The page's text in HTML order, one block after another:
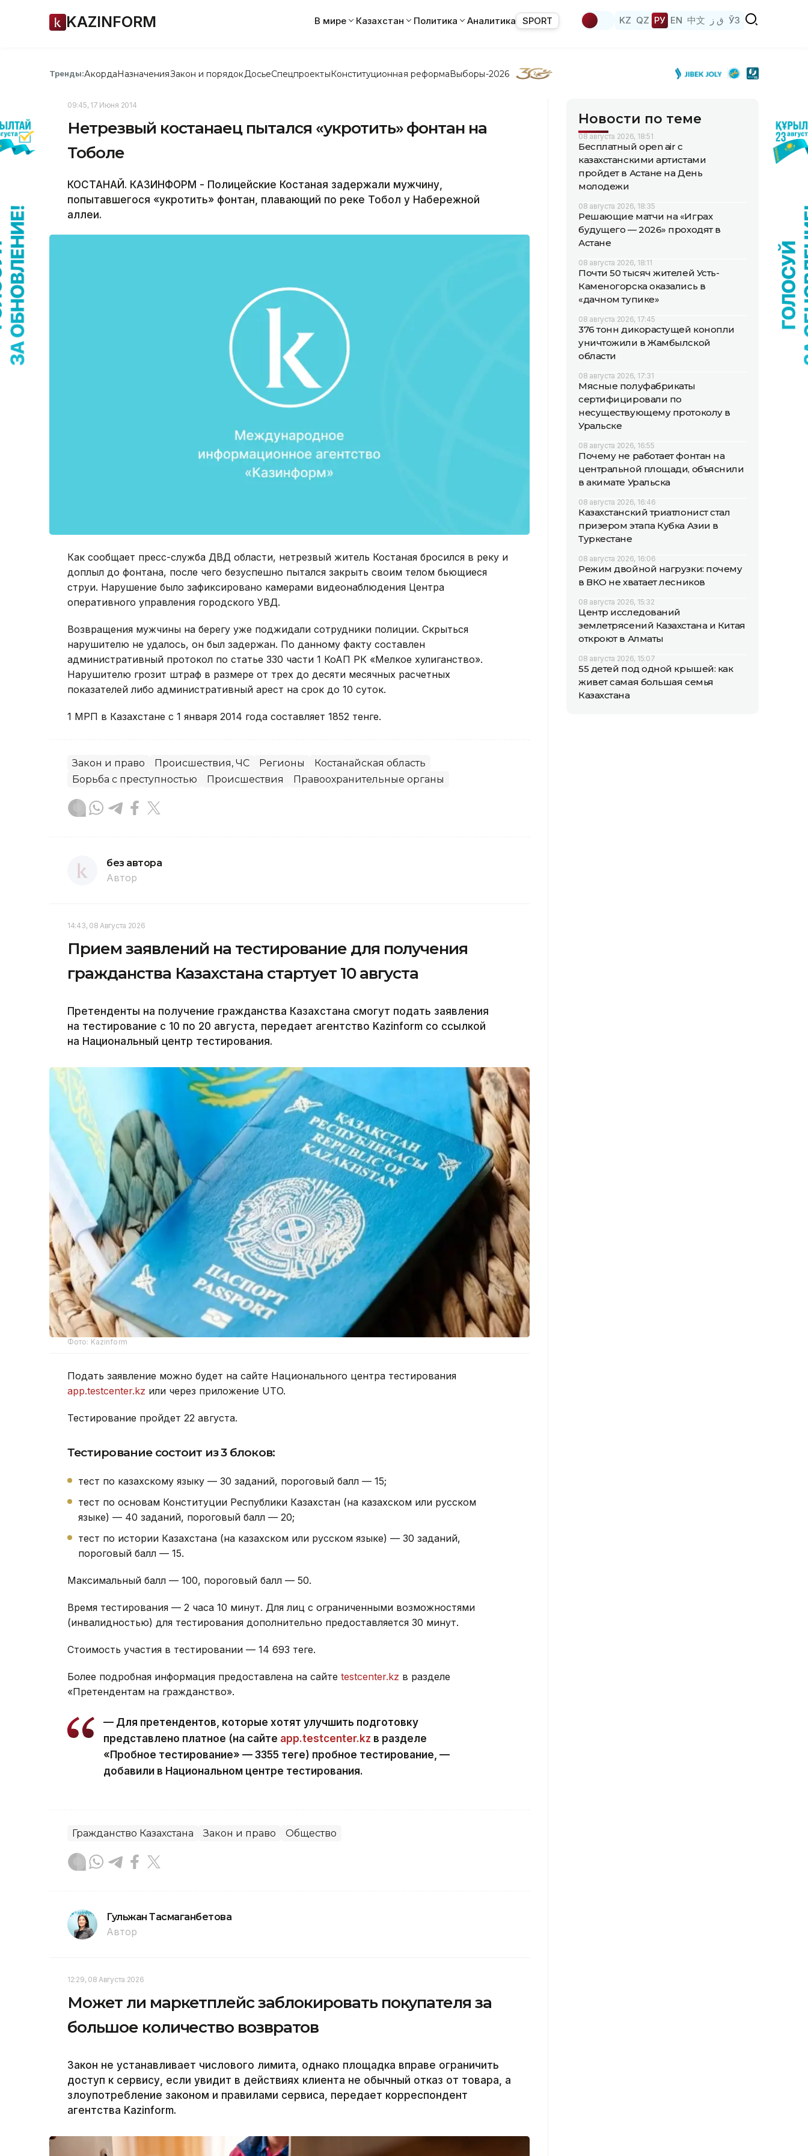
KAZINFORM В мире Казахстан Политика Аналитика SPORT KZ QZ РУ EN 中文 ق ز ЎЗ
Тренды:АкордаНазначенияЗакон и порядок ДосьеСпецпроектыКонституционная реформаВыборы-2026
09:45, 17 Июня 2014
Нетрезвый костанаец пытался «укротить» фонтан на
Тоболе
КОСТАНАЙ. КАЗИНФОРМ - Полицейские Костаная задержали мужчину,
попытавшегося «укротить» фонтан, плавающий по реке Тобол у Набережной
аллеи.
Как сообщает пресс-служба ДВД области, нетрезвый житель Костаная бросился в реку и
доплыл до фонтана, после чего безуспешно пытался закрыть своим телом бьющиеся
струи. Нарушение было зафиксировано камерами видеонаблюдения Центра
оперативного управления городского УВД.
Возвращения мужчины на берегу уже поджидали сотрудники полиции. Скрыться
нарушителю не удалось, он был задержан. По данному факту составлен
административный протокол по статье 330 части 1 КоАП РК «Мелкое хулиганство».
Нарушителю грозит штраф в размере от трех до десяти месячных расчетных
показателей либо административный арест на срок до 10 суток.
1 МРП в Казахстане с 1 января 2014 года составляет 1852 тенге.
Закон и право Происшествия, ЧС Регионы
Костанайская область
Борьба с преступностью
Происшествия Правоохранительные органы
без автора
Автор
14:43, 08 Августа 2026
Прием заявлений на тестирование для получения
гражданства Казахстана стартует 10 августа
Претенденты на получение гражданства Казахстана смогут подать заявления
на тестирование с 10 по 20 августа, передает агентство Kazinform со ссылкой
на Национальный центр тестирования.
Фото: Kazinform
Подать заявление можно будет на сайте Национального центра тестирования
app.testcenter.kz или через приложение UTO.
Тестирование пройдет 22 августа.
Тестирование состоит из 3 блоков:
тест по казахскому языку — 30 заданий, пороговый балл — 15;
тест по основам Конституции Республики Казахстан (на казахском или русском
языке) — 40 заданий, пороговый балл — 20;
тест по истории Казахстана (на казахском или русском языке) — 30 заданий,
пороговый балл — 15.
Максимальный балл — 100, пороговый балл — 50.
Время тестирования — 2 часа 10 минут. Для лиц с ограниченными возможностями
(инвалидностью) для тестирования дополнительно предоставляется 30 минут.
Стоимость участия в тестировании — 14 693 теңге.
Более подробная информация предоставлена на сайте testcenter.kz в разделе
«Претендентам на гражданство».
— Для претендентов, которые хотят улучшить подготовку
представлено платное (на сайте app.testcenter.kz в разделе
«Пробное тестирование» — 3355 теңге) пробное тестирование, —
добавили в Национальном центре тестирования.
Гражданство Казахстана Закон и право Общество
Гульжан Тасмаганбетова
Автор
12:29, 08 Августа 2026
Может ли маркетплейс заблокировать покупателя за
большое количество возвратов
Закон не устанавливает числового лимита, однако площадка вправе ограничить
доступ к сервису, если увидит в действиях клиента не обычный отказ от товара, а
злоупотребление законом и правилами сервиса, передает корреспондент
агентства Kazinform.
Новости по теме
08 августа 2026, 18:51
Бесплатный open air с
казахстанскими артистами
пройдет в Астане на День
молодежи
08 августа 2026, 18:35
Решающие матчи на «Играх
будущего — 2026» проходят в
Астане
08 августа 2026, 18:11
Почти 50 тысяч жителей Усть-
Каменогорска оказались в
«дачном тупике»
08 августа 2026, 17:45
376 тонн дикорастущей конопли
уничтожили в Жамбылской
области
08 августа 2026, 17:31
Мясные полуфабрикаты
сертифицировали по
несуществующему протоколу в
Уральске
08 августа 2026, 16:55
Почему не работает фонтан на
центральной площади, объяснили
в акимате Уральска
08 августа 2026, 16:46
Казахстанский триатлонист стал
призером этапа Кубка Азии в
Туркестане
08 августа 2026, 16:06
Режим двойной нагрузки: почему
в ВКО не хватает лесников
08 августа 2026, 15:32
Центр исследований
землетрясений Казахстана и Китая
откроют в Алматы
08 августа 2026, 15:07
55 детей под одной крышей: как
живет самая большая семья
Казахстана